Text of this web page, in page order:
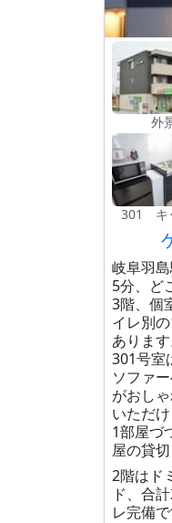
外
301 キ
岐阜羽
5分、ど
3階、個
イレ別
あります
301号室
ソファ
がおし
いただけ
1部屋づ
屋の貸切
2階はド
ド、合
レ完備で